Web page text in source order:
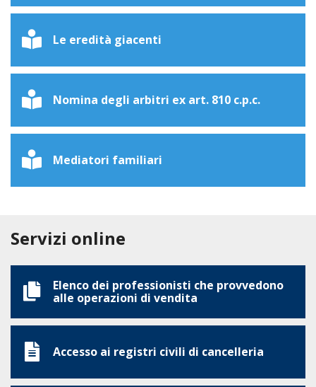
Le eredità giacenti
Nomina degli arbitri ex art. 810 c.p.c.
Mediatori familiari
Servizi online
Elenco dei professionisti che provvedono
alle operazioni di vendita
Accesso ai registri civili di cancelleria